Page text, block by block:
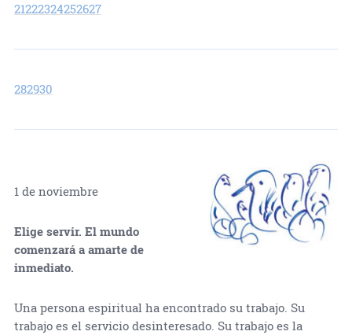
21222324252627
282930
1 de noviembre
Elige servir. El mundo
comenzará a amarte de
inmediato.
Una persona espiritual ha encontrado su trabajo. Su
trabajo es el servicio desinteresado. Su trabajo es la